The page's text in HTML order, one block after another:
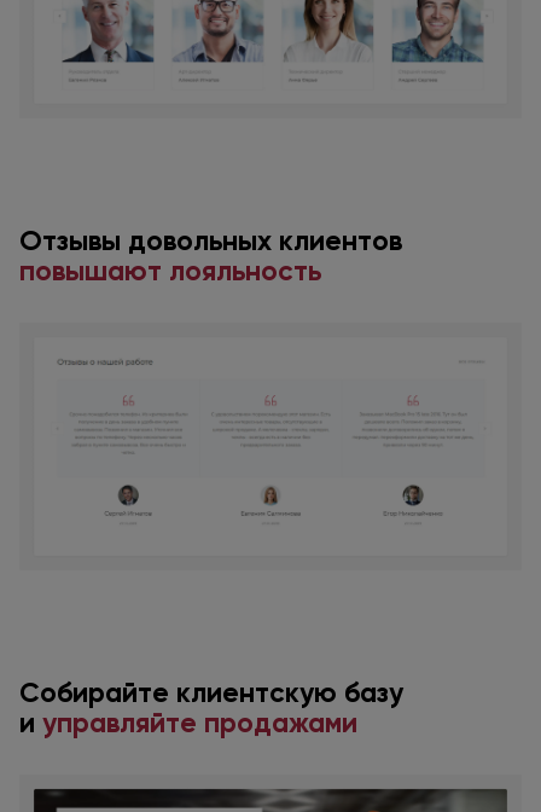
Отзывы довольных клиентов
повышают лояльность
Cобирайте клиентскую базу
и управляйте продажами